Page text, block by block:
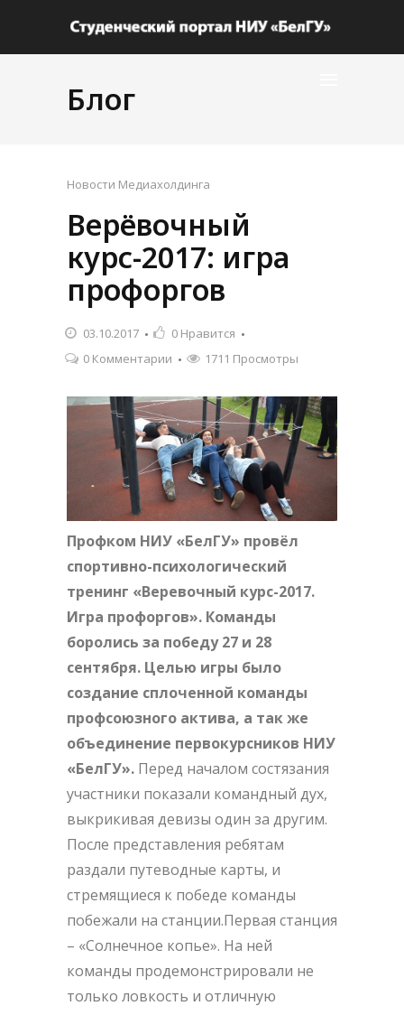
Блог
Новости Медиахолдинга
Верёвочный
курс-2017: игра
профоргов
03.10.2017 0 Нравится
0 Комментарии
1711 Просмотры
Профком НИУ «БелГУ» провёл
спортивно-психологический
тренинг «Веревочный курс-2017.
Игра профоргов». Команды
боролись за победу 27 и 28
сентября. Целью игры было
создание сплоченной команды
профсоюзного актива, а так же
объединение первокурсников НИУ
«БелГУ». Перед началом состязания
участники показали командный дух,
выкрикивая девизы один за другим.
После представления ребятам
раздали путеводные карты, и
стремящиеся к победе команды
побежали на станции.Первая станция
– «Солнечное копье». На ней
команды продемонстрировали не
только ловкость и отличную